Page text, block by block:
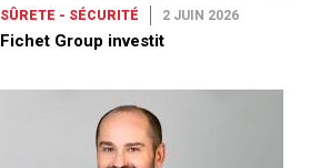
SÛRETE - SÉCURITÉ 2 JUIN 2026
Fichet Group investit